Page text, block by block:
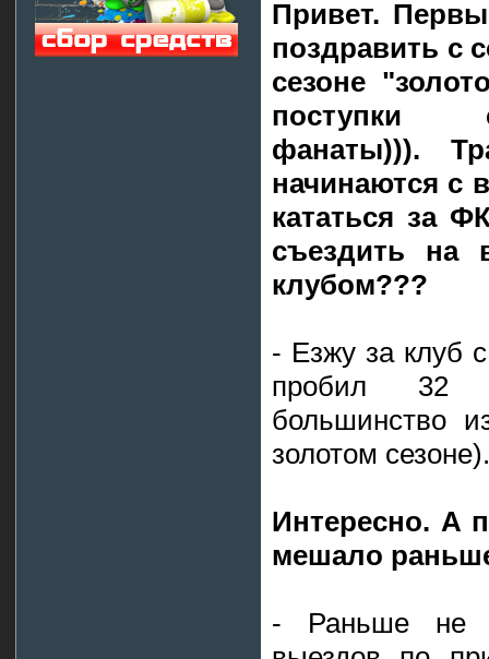
Привет.
поздравить с
сезоне
поступки
фанаты))).
начинаются с
кататься за
съездить на
клубом???
- Езжу за клуб
пробил 32
большинство
золотом сезоне).
Интересно. А
мешало
- Раньше не